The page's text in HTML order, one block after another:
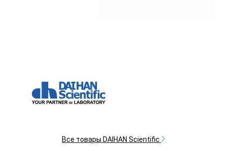
Все товары DAIHAN Scientific